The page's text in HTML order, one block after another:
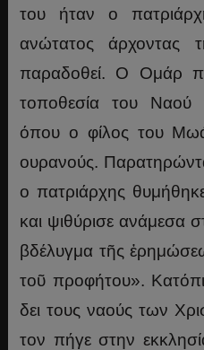
του ήταν ο
ανώτατος άρχοντας
παραδοθεί. Ο Ομάρ
τοποθεσία του Ναού
όπου ο φίλος του
ουρανούς.
ο πατριάρχης
και ψιθύρισε ανάμεσα
βδέλυγμα τῆς
τοῦ προφήτου».
δει τους ναούς των
τον πήγε στην